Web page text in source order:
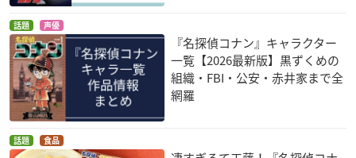
話題 声優
『名探偵コナン』キャラクター
一覧【2026最新版】黒ずくめの
組織・FBI・公安・赤井家まで全
網羅
話題 食品